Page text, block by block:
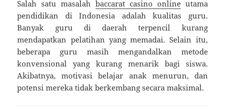
Salah satu masalah baccarat casino onlineutama
pendidikan di Indonesia adalah kualitas guru.
Banyak guru di daerah terpencil kurang
mendapatkan pelatihan yang memadai. Selain itu,
beberapa guru masih mengandalkan metode
konvensional yang kurang menarik bagi siswa.
Akibatnya, motivasi belajar anak menurun, dan
potensi mereka tidak berkembang secara maksimal.